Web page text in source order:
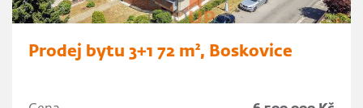
Prodej bytu 3+1 72 m², Boskovice